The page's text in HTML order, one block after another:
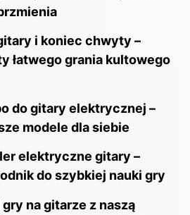
i koniec chwyty –
łatwego grania kultowego
do gitary elektrycznej –
modele dla siebie
elektryczne gitary –
do szybkiej nauki gry
na gitarze z naszą